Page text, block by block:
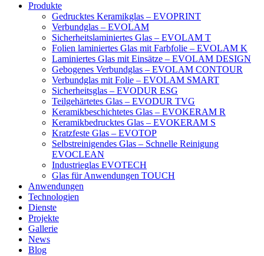
Produkte
Gedrucktes Keramikglas – EVOPRINT
Verbundglas – EVOLAM
Sicherheitslaminiertes Glas – EVOLAM T
Folien laminiertes Glas mit Farbfolie – EVOLAM K
Laminiertes Glas mit Einsätze – EVOLAM DESIGN
Gebogenes Verbundglas – EVOLAM CONTOUR
Verbundglas mit Folie – EVOLAM SMART
Sicherheitsglas – EVODUR ESG
Teilgehärtetes Glas – EVODUR TVG
Keramikbeschichtetes Glas – EVOKERAM R
Keramikbedrucktes Glas – EVOKERAM S
Kratzfeste Glas – EVOTOP
Selbstreinigendes Glas – Schnelle Reinigung
EVOCLEAN
Industrieglas EVOTECH
Glas für Anwendungen TOUCH
Anwendungen
Technologien
Dienste
Projekte
Gallerie
News
Blog